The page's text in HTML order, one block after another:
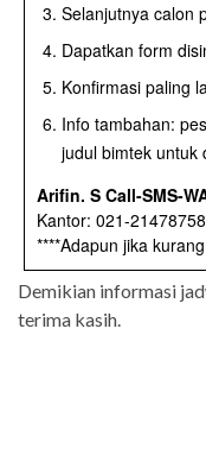
Selanjutnya calon
Dapatkan form
Konfirmasi paling
Info tambahan:
judul bimtek untuk
Arifin. S Call-SMS-
Kantor: 021-
****Adapun jika
Demikian informasi
terima kasih.